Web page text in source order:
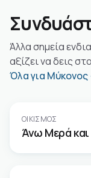
Άλλα σημεία
αξίζει να δεις
Όλα για
ΟΙΚΙΣΜΌΣ
Άνω Μερά